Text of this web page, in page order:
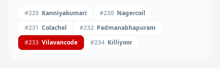
#229 Kanniyakumari #230 Nagercoil
#231 Colachel #232 Padmanabhapuram
#233 Vilavancode #234 Killiyoor